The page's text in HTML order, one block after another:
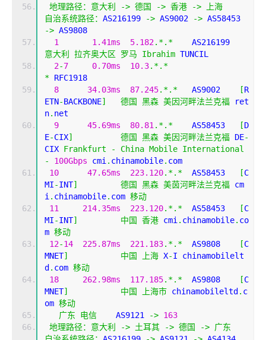
地理路径：意大利
-> 德国 -> 香港 ->
上海
自治系统路径： AS216199 -> AS9002 ->
-> AS9808
1
1.41ms 5.182.*.*
意大利
拉齐奥大区 罗马 Ibrahim TUNCIL
2-7 0.70ms 10.3.*.*
* RFC1918
8
34.03ms 87.245.*.*
   AS9002
[R
ETN-BACKBONE] 德国 黑森 美因河畔法兰克福 ret
n. net
9
45.69ms 80.81 .*.*
    AS58453
[D
E-CIX] 德国 黑森 美因河畔法兰克福 DE-
CIX Frankfurt - China Mobile International
-
100Gbps cmi . chinamobile. com
10
47.65ms 223.120.*.*
  AS58453
[C
MI-INT] 德国 黑森 美茵河畔法兰克福 cm
i . chinamobile. com 移动
11
214.35ms 223.120.*.*
  AS58453
[C
MI-INT] 中国 香港 cmi . chinamobile. co
m 移动
12-14 225.87ms 221.183.*.*
  AS9808
[C
MNET] 中国 上海 X-I chinamobilelt
d . com 移动
18
262.98ms 117.185.*.*
  AS9808
[C
MNET] 中国 上海市 chinamobileltd . c
om 移动
广东
电信
    AS9121
-> 163
地理路径：意大利
-> 土耳其 -> 德国 -> 广东